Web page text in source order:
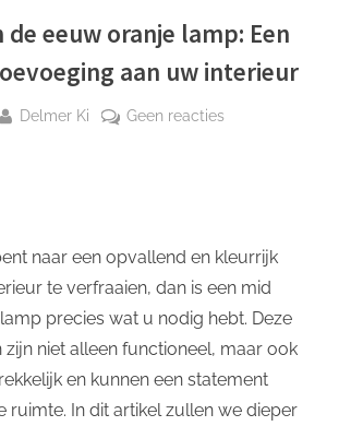
de eeuw oranje lamp: Een
aan uw interieur
Door
Delmer Ki Geen reactiesop
lamp:
Een
kleurrijke
toevoeging
uw
interieur
naar een opvallend en kleurrijk
te verfraaien, dan is een mid
precies wat u nodig hebt. Deze
niet alleen functioneel, maar ook
en kunnen een statement
ruimte. In dit artikel zullen we dieper